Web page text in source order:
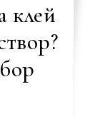
клей